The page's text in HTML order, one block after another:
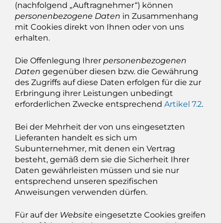
(nachfolgend „Auftragnehmer“) können
personenbezogene Daten in Zusammenhang
mit Cookies direkt von Ihnen oder von uns
erhalten.
Die Offenlegung Ihrer personenbezogenen
Daten gegenüber diesen bzw. die Gewährung
des Zugriffs auf diese Daten erfolgen für die zur
Erbringung ihrer Leistungen unbedingt
erforderlichen Zwecke entsprechend Artikel 7.2.
Bei der Mehrheit der von uns eingesetzten
Lieferanten handelt es sich um
Subunternehmer, mit denen ein Vertrag
besteht, gemäß dem sie die Sicherheit Ihrer
Daten gewährleisten müssen und sie nur
entsprechend unseren spezifischen
Anweisungen verwenden dürfen.
Für auf der Website eingesetzte Cookies greifen